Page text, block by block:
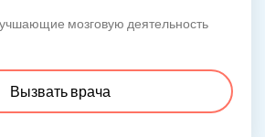
мозговую деятельность
Вызвать врача